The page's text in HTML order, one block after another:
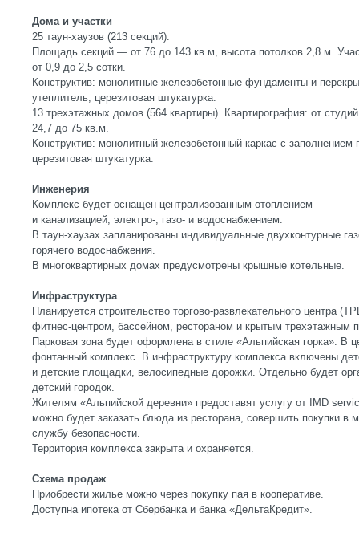
Дома и участки
25 таун-хаузов (213 секций).
Площадь секций — от 76 до 143 кв.м, высота потолков 2,8 м.
от 0,9 до 2,5 сотки.
Конструктив: монолитные железобетонные фундаменты и
утеплитель, церезитовая штукатурка.
13 трехэтажных домов (564 квартиры). Квартирография: от
24,7 до 75 кв.м.
Конструктив: монолитный железобетонный каркас с заполнением
церезитовая штукатурка.
Инженерия
Комплекс будет оснащен централизованным отоплением
и канализацией, электро-, газо- и водоснабжением.
В таун-хаузах запланированы индивидуальные двухконтурные
горячего водоснабжения.
В многоквартирных домах предусмотрены крышные котельные.
Инфраструктура
Планируется строительство торгово-развлекательного центра
фитнес-центром, бассейном, рестораном и крытым трехэтажным
Парковая зона будет оформлена в стиле «Альпийская горка». В
фонтанный комплекс. В инфраструктуру комплекса включены
и детские площадки, велосипедные дорожки. Отдельно будет
детский городок.
Жителям «Альпийской деревни» предоставят услугу от IMD
можно будет заказать блюда из ресторана, совершить покупки в
службу безопасности.
Территория комплекса закрыта и охраняется.
Схема продаж
Приобрести жилье можно через покупку пая в кооперативе.
Доступна ипотека от Сбербанка и банка «ДельтаКредит».